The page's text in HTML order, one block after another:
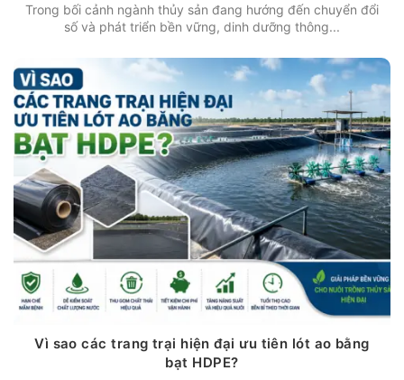
Trong bối cảnh ngành thủy sản đang hướng đến chuyển đổi
số và phát triển bền vững, dinh dưỡng thông...
Vì sao các trang trại hiện đại ưu tiên lót ao bằng
bạt HDPE?